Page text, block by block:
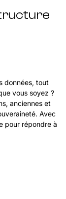
données, tout
vous soyez ?
anciennes et
Avec
pour répondre à